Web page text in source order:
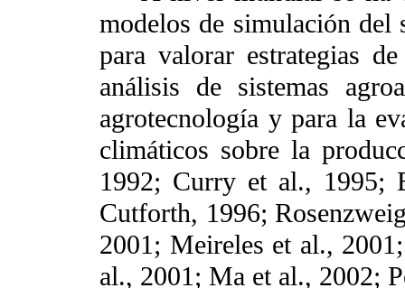
modelos de simulación del
para valorar estrategias
análisis de sistemas
agrotecnología y para la
climáticos sobre la
1992; Curry et al., 1995;
Cutforth, 1996;
2001; Meireles et al.,
al., 2001; Ma et al., 2002;